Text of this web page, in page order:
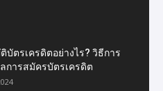
บัตรเครดิตอย่างไร? วิธีการ
การสมัครบัตรเครดิต